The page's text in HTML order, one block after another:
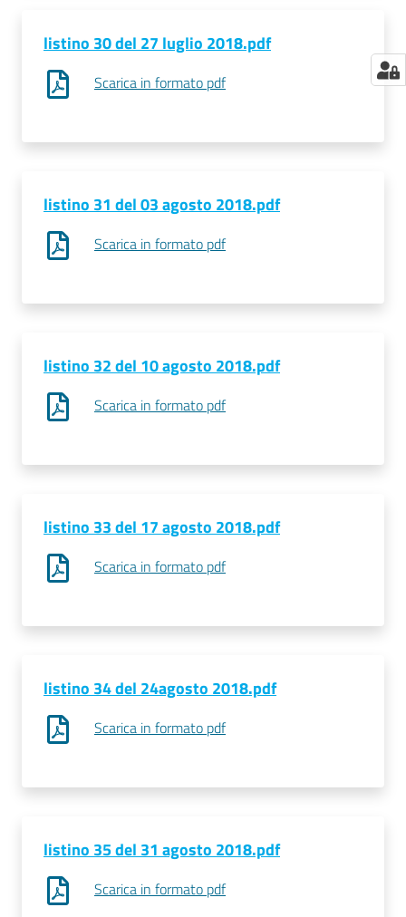
listino 30 del 27 luglio 2018.pdf
Scarica in formato pdf
listino 31 del 03 agosto 2018.pdf
Scarica in formato pdf
listino 32 del 10 agosto 2018.pdf
Scarica in formato pdf
listino 33 del 17 agosto 2018.pdf
Scarica in formato pdf
listino 34 del 24agosto 2018.pdf
Scarica in formato pdf
listino 35 del 31 agosto 2018.pdf
Scarica in formato pdf